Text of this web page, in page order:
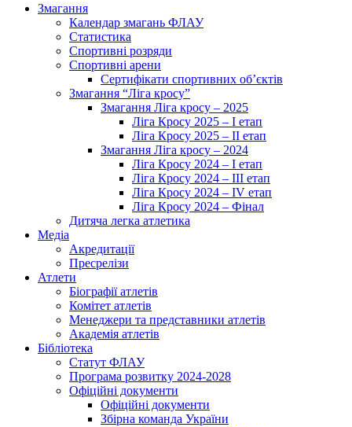
Змагання
Календар змагань ФЛАУ
Статистика
Спортивні розряди
Спортивні арени
Сертифікати спортивних об’єктів
Змагання “Ліга кросу”
Змагання Ліга кросу – 2025
Ліга Кросу 2025 – I етап
Ліга Кросу 2025 – II етап
Змагання Ліга кросу – 2024
Ліга Кросу 2024 – I етап
Ліга Кросу 2024 – III етап
Ліга Кросу 2024 – IV етап
Ліга Кросу 2024 – Фінал
Дитяча легка атлетика
Медіа
Акредитації
Пресрелізи
Атлети
Біографії атлетів
Комітет атлетів
Менеджери та представники атлетів
Академія атлетів
Бібліотека
Статут ФЛАУ
Програма розвитку 2024-2028
Офіційні документи
Офіційні документи
Збірна команда України